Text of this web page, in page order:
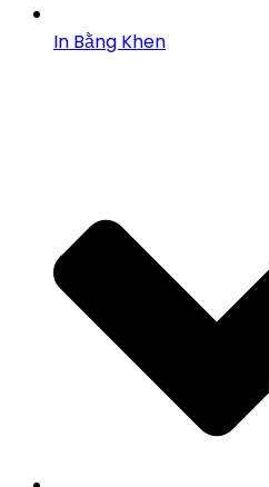
In Bằng Khen